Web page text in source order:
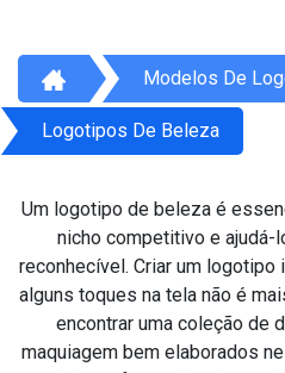
Modelos De
Logotipos De Beleza
Um logotipo de beleza é
nicho competitivo e ajudá-
reconhecível. Criar um
alguns toques na tela não é
encontrar uma coleção de
maquiagem bem elaborados